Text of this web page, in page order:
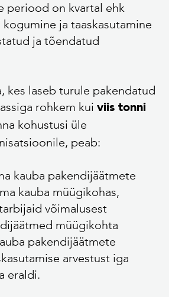
periood on kvartal ehk
ja taaskasutamine
ja tõendatud
kes laseb turule pakendatud
rohkem kui viis tonni
kohustusi üle
peab:
kauba pakendijäätmete
kauba müügikohas,
võimalusest
müügikohta
pakendijäätmete
arvestust iga
eraldi.